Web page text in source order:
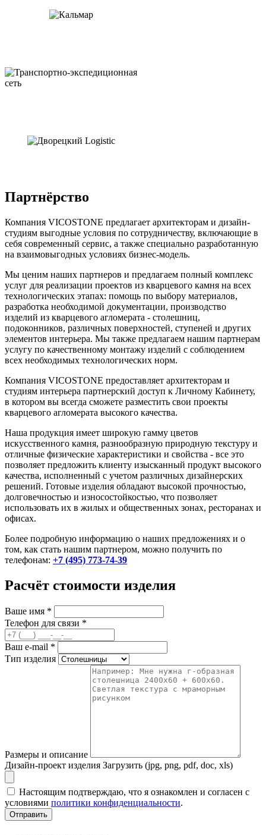
Партнёрство
Компания VICOSTONE предлагает архитекторам и дизайн-
студиям выгодные условия по сотрудничеству, включающие в
себя современный сервис, а также специально разработанную
на взаимовыгодных условиях бизнес-модель.
Мы ценим наших партнеров и предлагаем полный комплекс
услуг для реализации проектов из кварцевого камня на всех
технологических этапах: помощь по выбору материалов,
разработка необходимой документации, производство
изделий из кварцевого агломерата - столешниц,
подоконников, различных поверхностей, ступеней и других
элементов интерьера. Мы также предлагаем нашим партнерам
услугу по качественному монтажу изделий с соблюдением
всех необходимых технологических норм.
Компания VICOSTONE предоставляет архитекторам и
студиям интерьера партнерский доступ к Личному Кабинету,
в котором вы всегда сможете разместить свои проекты
кварцевого агломерата высокого качества.
Наша продукция имеет широкую гамму цветов
искусственного камня, разнообразную природную текстуру и
отличные физические характеристики и свойства - все это
позволяет предложить клиенту изысканный продукт высокого
качества, исполненный с учетом различных дизайнерских
решений. Готовые изделия обладают высокой прочностью,
долговечностью и износостойкостью, что позволяет
использовать их в жилых и общественных зонах, ресторанах и
офисах.
Более подробную информацию о наших предложениях и о
том, как стать нашим партнером, можно получить по
телефонам: +7 (495) 773-74-39
Расчёт стоимости изделия
Ваше имя *
Телефон для связи *
Ваш e-mail *
Тип изделия
Размеры и описание
Дизайн-проект изделия Загрузить (jpg, png, pdf, doc, xls)
Настоящим подтверждаю, что я ознакомлен и согласен с
условиями политики конфиденциальности.
Отправить